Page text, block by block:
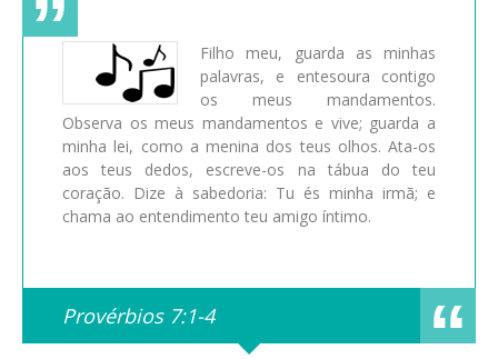
Filho meu, guarda as minhas
palavras, e entesoura contigo
os meus mandamentos.
Observa os meus mandamentos e vive; guarda a
minha lei, como a menina dos teus olhos. Ata-os
aos teus dedos, escreve-os na tábua do teu
coração. Dize à sabedoria: Tu és minha irmã; e
chama ao entendimento teu amigo íntimo.
Provérbios 7:1-4